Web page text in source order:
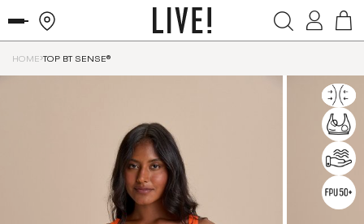
HOME TOP BT SENSE®